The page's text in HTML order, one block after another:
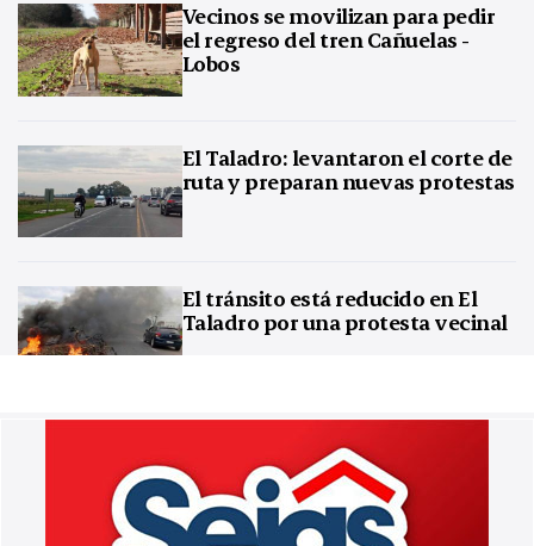
Vecinos se movilizan para pedir
el regreso del tren Cañuelas -
Lobos
El Taladro: levantaron el corte de
ruta y preparan nuevas protestas
El tránsito está reducido en El
Taladro por una protesta vecinal